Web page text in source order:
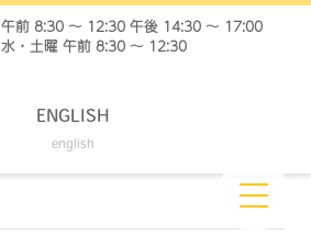
ENGLISH
english
午前 8:30 ～ 12:30 午後 14:30 ～ 17:00
水・土曜 午前 8:30 ～ 12:30